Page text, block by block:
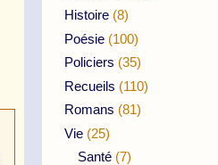
Histoire (8)
Poésie (100)
Policiers (35)
Recueils (110)
Romans (81)
Vie (25)
Santé (7)